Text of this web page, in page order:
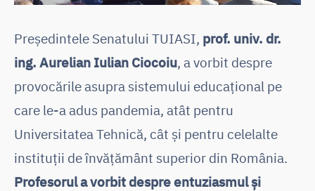
Președintele Senatului TUIASI, prof. univ. dr.
ing. Aurelian Iulian Ciocoiu, a vorbit despre
provocările asupra sistemului educațional pe
care le-a adus pandemia, atât pentru
Universitatea Tehnică, cât și pentru celelalte
instituții de învățământ superior din România.
Profesorul a vorbit despre entuziasmul și